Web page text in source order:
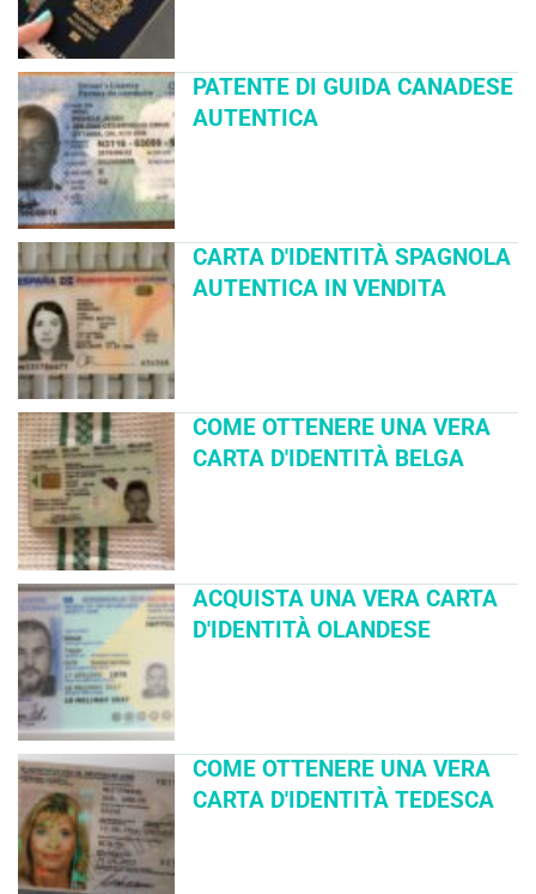
PATENTE DI GUIDA CANADESE
AUTENTICA
CARTA D'IDENTITÀ SPAGNOLA
AUTENTICA IN VENDITA
COME OTTENERE UNA VERA
CARTA D'IDENTITÀ BELGA
ACQUISTA UNA VERA CARTA
D'IDENTITÀ OLANDESE
COME OTTENERE UNA VERA
CARTA D'IDENTITÀ TEDESCA